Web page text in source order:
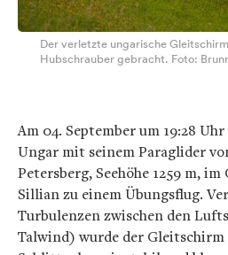
Der verletzte ungarische
Hubschrauber gebracht. Foto:
Am 04. September um 19:28
Ungar mit seinem Paraglider
Petersberg, Seehöhe 1259 m,
Sillian zu einem Übungsflug.
Turbulenzen zwischen den
Talwind) wurde der Gleitschirm